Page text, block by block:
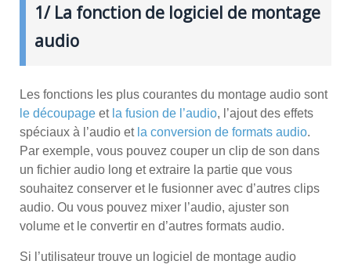
1/ La fonction de logiciel de montage
audio
Les fonctions les plus courantes du montage audio sont
le découpage et la fusion de l’audio, l’ajout des effets
spéciaux à l’audio et la conversion de formats audio.
Par exemple, vous pouvez couper un clip de son dans
un fichier audio long et extraire la partie que vous
souhaitez conserver et le fusionner avec d’autres clips
audio. Ou vous pouvez mixer l’audio, ajuster son
volume et le convertir en d’autres formats audio.
Si l’utilisateur trouve un logiciel de montage audio